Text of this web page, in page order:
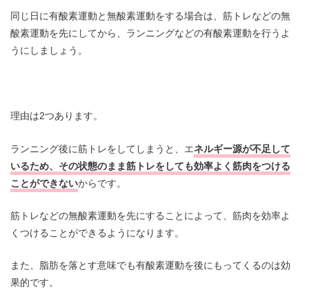
同じ日に有酸素運動と無酸素運動をする場合は、筋トレなどの無
酸素運動を先にしてから、ランニングなどの有酸素運動を行うよ
うにしましょう。
理由は2つあります。
ランニング後に筋トレをしてしまうと、エネルギー源が不足して
いるため、その状態のまま筋トレをしても効率よく筋肉をつける
ことができないからです。
筋トレなどの無酸素運動を先にすることによって、筋肉を効率よ
くつけることができるようになります。
また、脂肪を落とす意味でも有酸素運動を後にもってくるのは効
果的です。